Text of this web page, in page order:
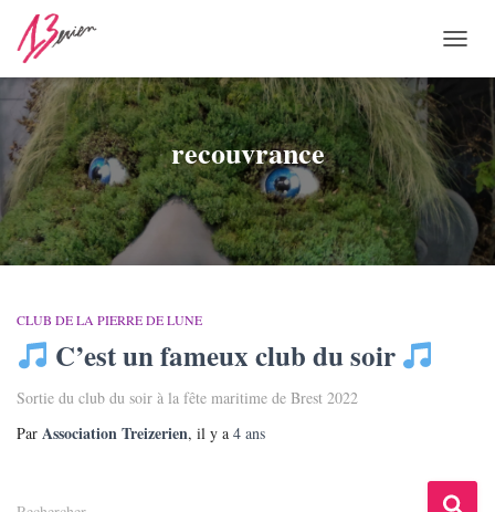
LA
recouvrance
CLUB DE LA PIERRE DE LUNE
C’est un fameux club du soir
Sortie du club du soir à la fête maritime de Brest 2022
Par Association Treizerien, il y a 4 ans
R